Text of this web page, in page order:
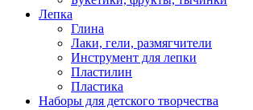
Лепка
Глина
Лаки, гели, размягчители
Инструмент для лепки
Пластилин
Пластика
Наборы для детского творчества